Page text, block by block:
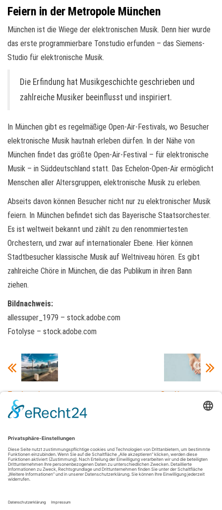
Feiern in der Metropole München
München ist die Wiege der elektronischen Musik. Denn hier wurde
das erste programmierbare Tonstudio erfunden – das Siemens-
Studio für elektronische Musik.
Die Erfindung hat Musikgeschichte geschrieben und
zahlreiche Musiker beeinflusst und inspiriert.
In München gibt es regelmäßige Open-Air-Festivals, wo Besucher
elektronische Musik hautnah erleben dürfen. In der Nähe von
München findet das größte Open-Air-Festival – für elektronische
Musik – in Süddeutschland statt. Das Echelon-Open-Air ermöglicht
Menschen aller Altersgruppen, elektronische Musik zu erleben.
Abseits davon können Besucher nicht nur zu elektronischer Musik
feiern. In München befindet sich das Bayerische Staatsorchester.
Es ist weltweit bekannt und zählt zu den renommiertesten
Orchestern, und zwar auf internationaler Ebene. Hier können
Stadtbesucher klassische Musik auf Weltniveau hören. Es gibt
zahlreiche Chöre in München, die das Publikum in ihren Bann
ziehen.
Bildnachweis:
allessuper_1979 – stock.adobe.com
Fotolyse – stock.adobe.com
Top Locations
für Events in
Düsseldorf –
unsere Tipps
Das Herz am
richtigen Fleck –
Ihr Pflegedienst
Datenschutz